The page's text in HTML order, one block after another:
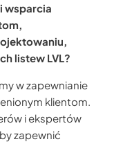
wsparcia
listew LVL?
w zapewnianie
klientom.
i ekspertów
zapewnić